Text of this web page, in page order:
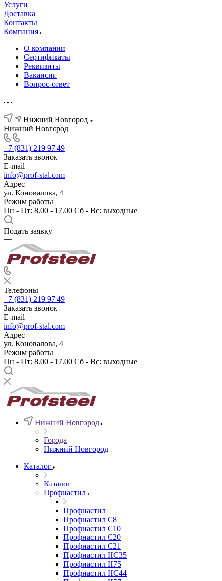
Услуги
Доставка
Контакты
Компания
О компании
Сертификаты
Реквизиты
Вакансии
Вопрос-ответ
Нижний Новгород
Нижний Новгород
+7 (831) 219 97 49
Заказать звонок
E-mail
info@prof-stal.com
Адрес
ул. Коновалова, 4
Режим работы
Пн - Пт: 8.00 - 17.00 Сб - Вс: выходные
Подать заявку
Телефоны
+7 (831) 219 97 49
Заказать звонок
E-mail
info@prof-stal.com
Адрес
ул. Коновалова, 4
Режим работы
Пн - Пт: 8.00 - 17.00 Сб - Вс: выходные
Нижний Новгород
Города
Нижний Новгород
Каталог
Каталог
Профнастил
Профнастил
Профнастил С8
Профнастил С10
Профнастил С20
Профнастил С21
Профнастил НС35
Профнастил Н75
Профнастил HC44